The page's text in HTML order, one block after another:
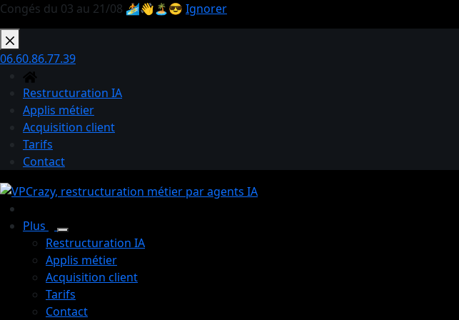
Congés du 03 au 21/08 🏄👋🏝️😎 Ignorer
Passer
au
contenu
06.60.86.77.39
Restructuration IA
Applis métier
Acquisition client
Tarifs
Contact
Plus
Restructuration IA
Applis métier
Acquisition client
Tarifs
Contact